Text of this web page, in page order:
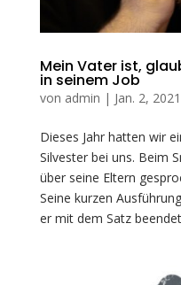
Mein Vater ist,
in seinem Job
von admin | Jan. 2, 2021
Dieses Jahr hatten wir
Silvester bei uns. Beim
über seine Eltern
Seine kurzen
er mit dem Satz